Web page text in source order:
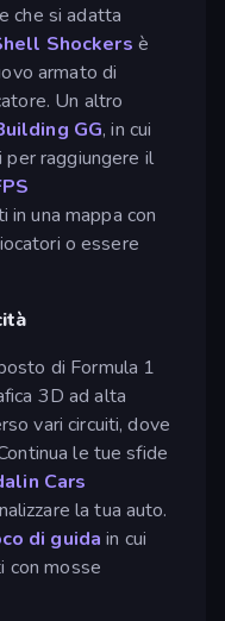
che si adatta
Shockers è
armato di
Un altro
GG, in cui
raggiungere il
in una mappa con
o essere
di Formula 1
3D ad alta
vari circuiti, dove
le tue sfide
Cars
la tua auto.
di guida in cui
con mosse